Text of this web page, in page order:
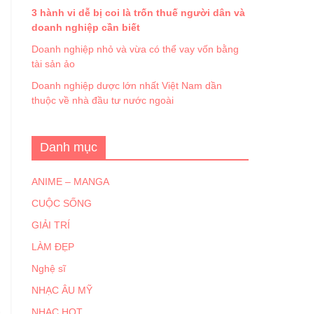
3 hành vi dễ bị coi là trốn thuế người dân và
doanh nghiệp cần biết
Doanh nghiệp nhỏ và vừa có thể vay vốn bằng
tài sản ảo
Doanh nghiệp dược lớn nhất Việt Nam dần
thuộc về nhà đầu tư nước ngoài
Danh mục
ANIME – MANGA
CUỘC SỐNG
GIẢI TRÍ
LÀM ĐẸP
Nghệ sĩ
NHẠC ÂU MỸ